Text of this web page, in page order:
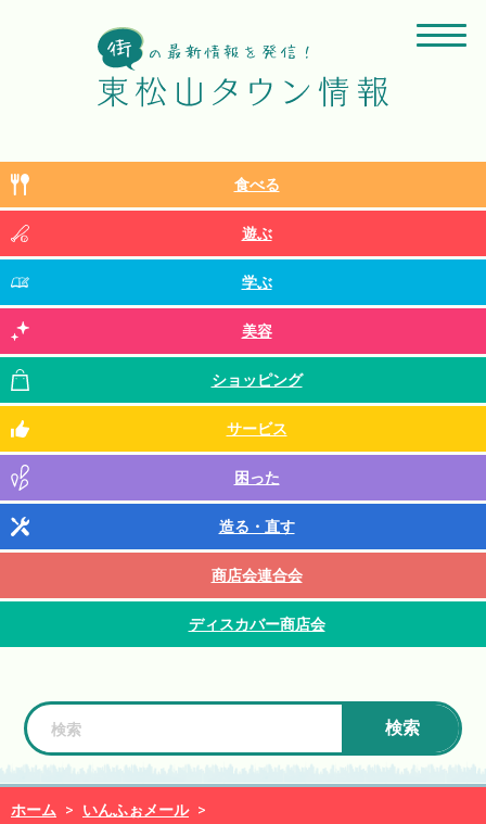
食べる
遊ぶ
学ぶ
美容
ショッピング
サービス
困った
造る・直す
商店会連合会
ディスカバー商店会
検索
ホーム > いんふぉメール >